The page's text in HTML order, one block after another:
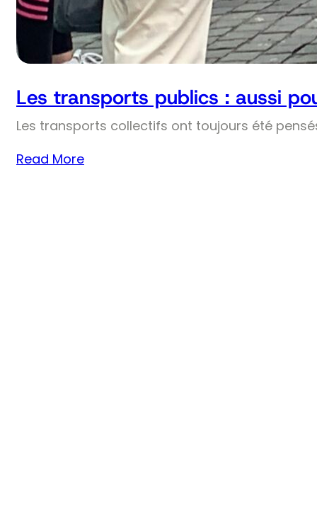
Les transports publics : aussi
Les transports collectifs ont toujours été
Read More